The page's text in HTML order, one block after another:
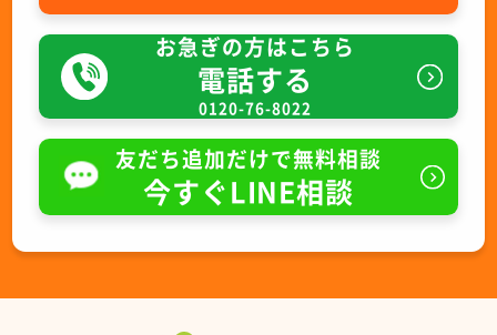
お急ぎの方はこちら
電話する
0120-76-8022
友だち追加だけで無料相談
今すぐLINE相談